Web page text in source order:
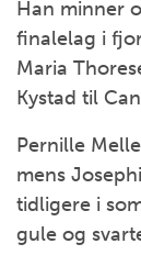
Han minner
finalelag i
Maria
Kystad til
Pernille
mens
tidligere i
gule og